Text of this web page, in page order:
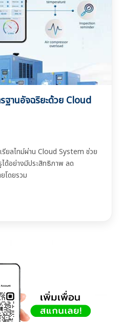
ฐานอัจฉริยะด้วย Cloud
รียลไทม์ผ่าน Cloud System ช่วย
ด้อย่างมีประสิทธิภาพ ลด
โดยรวม